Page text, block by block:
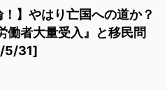
】やはり亡国への道か？
働者大量受入』と移民問
5/31]